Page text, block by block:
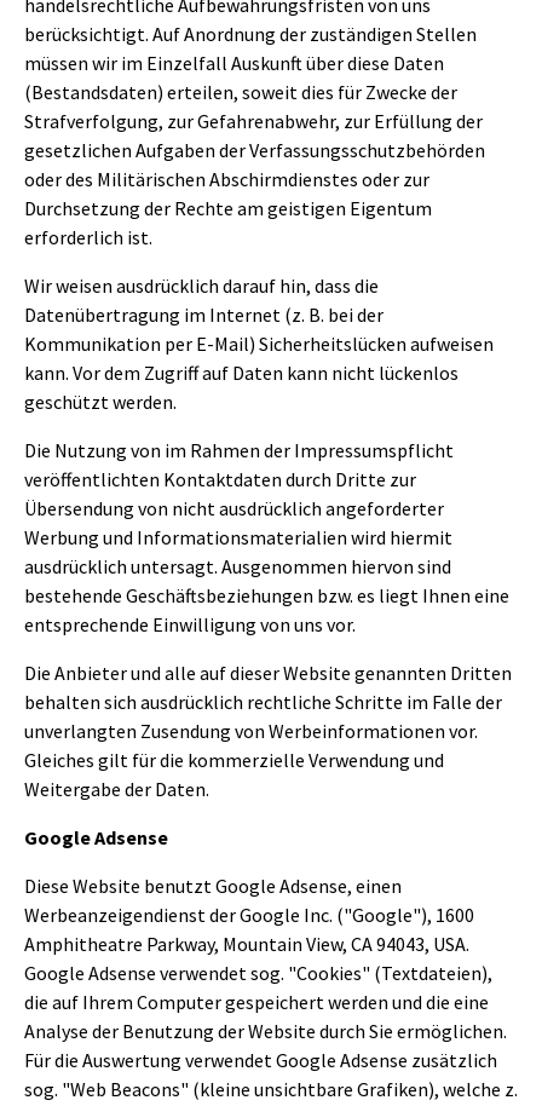
berücksichtigt. Auf Anordnung der zuständigen Stellen
müssen wir im Einzelfall Auskunft über diese Daten
(Bestandsdaten) erteilen, soweit dies für Zwecke der
Strafverfolgung, zur Gefahrenabwehr, zur Erfüllung der
gesetzlichen Aufgaben der Verfassungsschutzbehörden
oder des Militärischen Abschirmdienstes oder zur
Durchsetzung der Rechte am geistigen Eigentum
erforderlich ist.
Wir weisen ausdrücklich darauf hin, dass die
Datenübertragung im Internet (z. B. bei der
Kommunikation per E-Mail) Sicherheitslücken aufweisen
kann. Vor dem Zugriff auf Daten kann nicht lückenlos
geschützt werden.
Die Nutzung von im Rahmen der Impressumspflicht
veröffentlichten Kontaktdaten durch Dritte zur
Übersendung von nicht ausdrücklich angeforderter
Werbung und Informationsmaterialien wird hiermit
ausdrücklich untersagt. Ausgenommen hiervon sind
bestehende Geschäftsbeziehungen bzw. es liegt Ihnen eine
entsprechende Einwilligung von uns vor.
Die Anbieter und alle auf dieser Website genannten Dritten
behalten sich ausdrücklich rechtliche Schritte im Falle der
unverlangten Zusendung von Werbeinformationen vor.
Gleiches gilt für die kommerzielle Verwendung und
Weitergabe der Daten.
Google Adsense
Diese Website benutzt Google Adsense, einen
Werbeanzeigendienst der Google Inc. ("Google"), 1600
Amphitheatre Parkway, Mountain View, CA 94043, USA.
Google Adsense verwendet sog. "Cookies" (Textdateien),
die auf Ihrem Computer gespeichert werden und die eine
Analyse der Benutzung der Website durch Sie ermöglichen.
Für die Auswertung verwendet Google Adsense zusätzlich
sog. "Web Beacons" (kleine unsichtbare Grafiken), welche z.